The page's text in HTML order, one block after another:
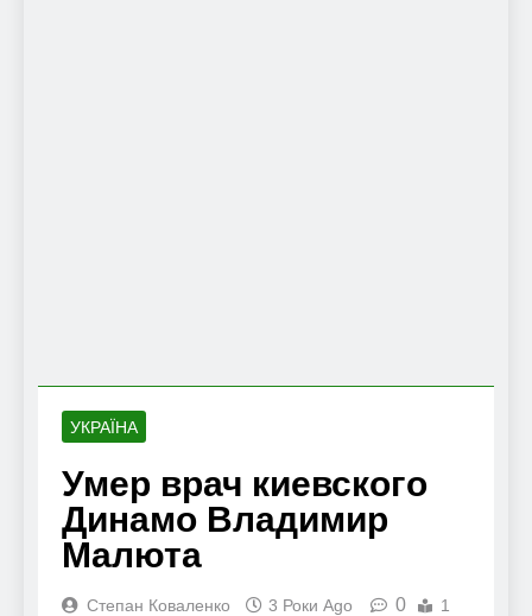
УКРАЇНА
Умер врач киевского
Динамо Владимир
Малюта
Степан Коваленко 3 Роки Ago 0
1